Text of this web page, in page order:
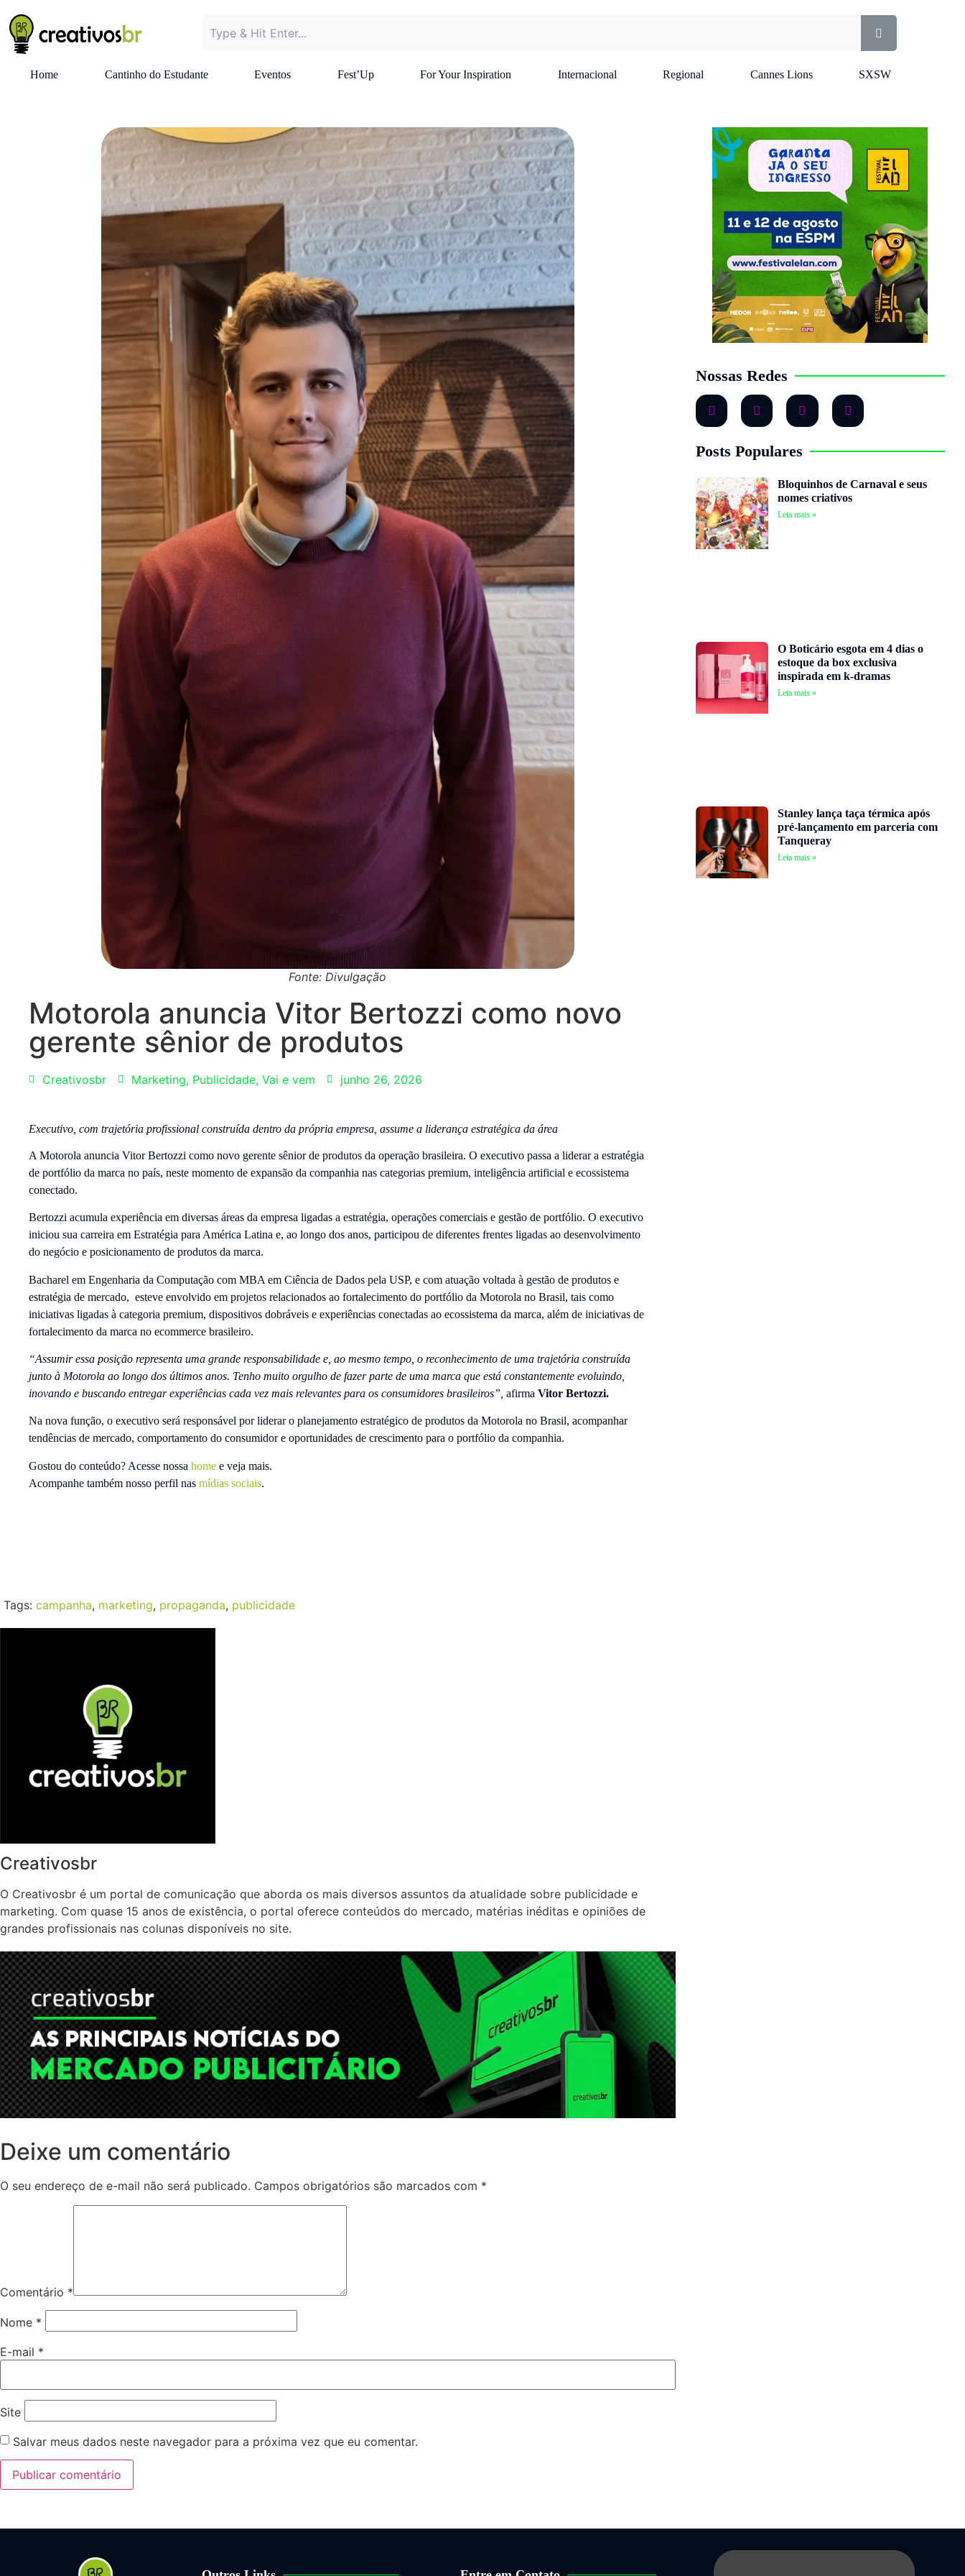
Home Cantinho do Estudante Eventos Fest’Up For Your Inspiration Internacional Regional Cannes Lions SXSW
Fonte: Divulgação
Motorola anuncia Vitor Bertozzi como novo
gerente sênior de produtos
Creativosbr Marketing, Publicidade, Vai e vem junho 26, 2026
Executivo, com trajetória profissional construída dentro da própria empresa, assume a liderança estratégica da área
A Motorola anuncia Vitor Bertozzi como novo gerente sênior de produtos da operação brasileira. O executivo passa a liderar a estratégia
de portfólio da marca no país, neste momento de expansão da companhia nas categorias premium, inteligência artificial e ecossistema
conectado.
Bertozzi acumula experiência em diversas áreas da empresa ligadas a estratégia, operações comerciais e gestão de portfólio. O executivo
iniciou sua carreira em Estratégia para América Latina e, ao longo dos anos, participou de diferentes frentes ligadas ao desenvolvimento
do negócio e posicionamento de produtos da marca.
Bacharel em Engenharia da Computação com MBA em Ciência de Dados pela USP, e com atuação voltada à gestão de produtos e
estratégia de mercado, esteve envolvido em projetos relacionados ao fortalecimento do portfólio da Motorola no Brasil, tais como
iniciativas ligadas à categoria premium, dispositivos dobráveis e experiências conectadas ao ecossistema da marca, além de iniciativas de
fortalecimento da marca no ecommerce brasileiro.
“Assumir essa posição representa uma grande responsabilidade e, ao mesmo tempo, o reconhecimento de uma trajetória construída
junto à Motorola ao longo dos últimos anos. Tenho muito orgulho de fazer parte de uma marca que está constantemente evoluindo,
inovando e buscando entregar experiências cada vez mais relevantes para os consumidores brasileiros”, afirma Vitor Bertozzi.
Na nova função, o executivo será responsável por liderar o planejamento estratégico de produtos da Motorola no Brasil, acompanhar
tendências de mercado, comportamento do consumidor e oportunidades de crescimento para o portfólio da companhia.
Gostou do conteúdo? Acesse nossa home e veja mais.
Acompanhe também nosso perfil nas mídias sociais.
Tags: campanha, marketing, propaganda, publicidade
Creativosbr
O Creativosbr é um portal de comunicação que aborda os mais diversos assuntos da atualidade sobre publicidade e
marketing. Com quase 15 anos de existência, o portal oferece conteúdos do mercado, matérias inéditas e opiniões de
grandes profissionais nas colunas disponíveis no site.
Deixe um comentário
O seu endereço de e-mail não será publicado. Campos obrigatórios são marcados com *
Comentário *
Nome *
E-mail *
Site
Salvar meus dados neste navegador para a próxima vez que eu comentar.
Nossas Redes
Posts Populares
Bloquinhos de Carnaval e seus
nomes criativos
Leia mais »
O Boticário esgota em 4 dias o
estoque da box exclusiva
inspirada em k-dramas
Leia mais »
Stanley lança taça térmica após
pré-lançamento em parceria com
Tanqueray
Leia mais »